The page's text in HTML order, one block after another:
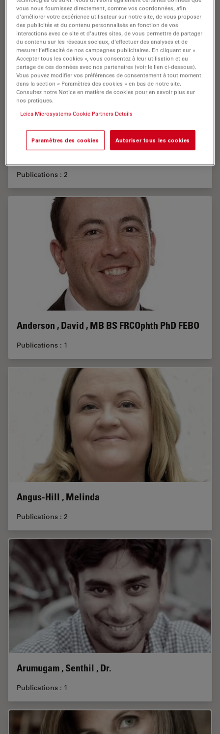
Publications : 2
Anderson , David , MB BS FRCOphth PhD FEBO
Publications : 1
Angus-Hill , Melinda
Publications : 2
Arumugam , Senthil , Dr.
Publications : 1
vous nous fournissez directement, comme vos coordonnées, afin
d’améliorer votre expérience utilisateur sur notre site, de vous proposer
des publicités et du contenu personnalisés en fonction de vos
interactions avec ce site et d’autres sites, de vous permettre de partager
du contenu sur les réseaux sociaux, d’effectuer des analyses et de
mesurer l’efficacité de nos campagnes publicitaires. En cliquant sur «
Accepter tous les cookies », vous consentez à leur utilisation et au
partage de ces données avec nos partenaires (voir le lien ci-dessous).
Vous pouvez modifier vos préférences de consentement à tout moment
dans la section « Paramètres des cookies » en bas de notre site.
Consultez notre Notice en matière de cookies pour en savoir plus sur
nos pratiques.
Leica Microsystems Cookie Partners Details
Paramètres des cookies Autoriser tous les cookies